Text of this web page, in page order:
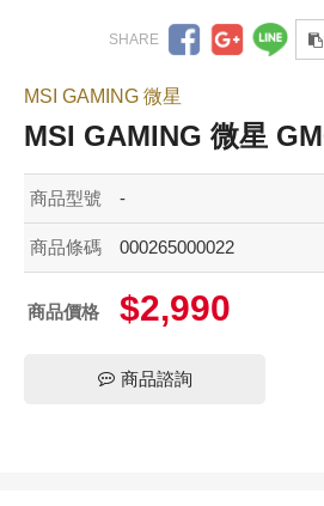
MSI GAMING 微星
MSI GAMING 微星
商品型號 -
商品條碼 000265000022
商品價格 $2,990
商品諮詢